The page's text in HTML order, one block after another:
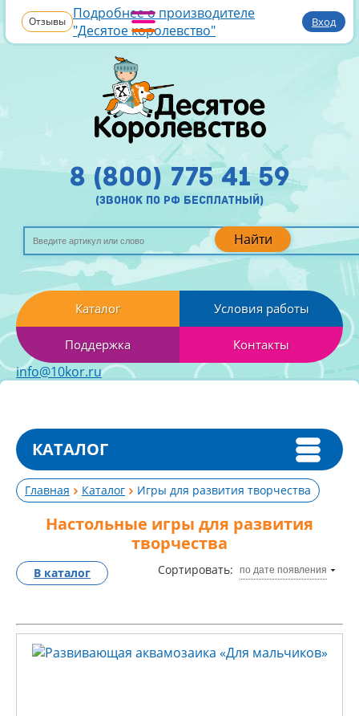
Отзывы Подробнее о производителе
"Десятое королевство"
Вход
Найти
8 (800) 775 41 59
(звонок по рф бесплатный)
Каталог Условия работы
Поддержка Контакты
info@10kor.ru
КАТАЛОГ
Главная Каталог Игры для развития творчества
Настольные игры для развития
творчества
Сортировать: по дате появления
В каталог